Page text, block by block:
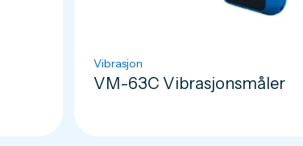
Vibrasjon
VM-63C Vibrasjonsmåler